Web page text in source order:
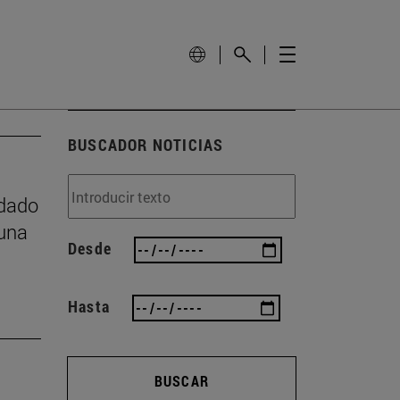
BUSCADOR NOTICIAS
Desde
Hasta
BUSCAR